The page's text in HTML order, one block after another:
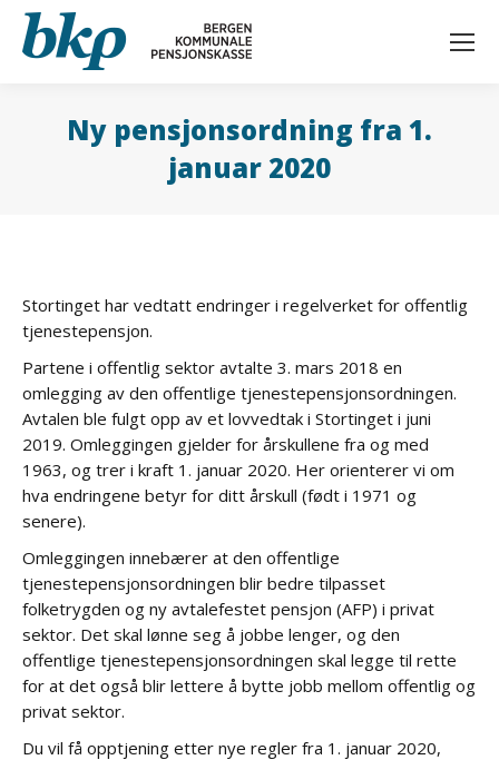
Ny pensjonsordning fra 1.
januar 2020
Stortinget har vedtatt endringer i regelverket for offentlig
tjenestepensjon.
Partene i offentlig sektor avtalte 3. mars 2018 en
omlegging av den offentlige tjenestepensjonsordningen.
Avtalen ble fulgt opp av et lovvedtak i Stortinget i juni
2019. Omleggingen gjelder for årskullene fra og med
1963, og trer i kraft 1. januar 2020. Her orienterer vi om
hva endringene betyr for ditt årskull (født i 1971 og
senere).
Omleggingen innebærer at den offentlige
tjenestepensjonsordningen blir bedre tilpasset
folketrygden og ny avtalefestet pensjon (AFP) i privat
sektor. Det skal lønne seg å jobbe lenger, og den
offentlige tjenestepensjonsordningen skal legge til rette
for at det også blir lettere å bytte jobb mellom offentlig og
privat sektor.
Du vil få opptjening etter nye regler fra 1. januar 2020,